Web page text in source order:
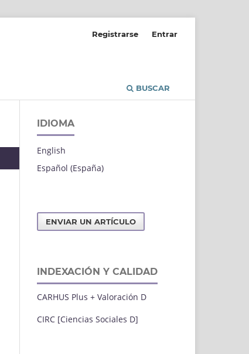
BUSCAR
Registrarse Entrar
IDIOMA
English
Español (España)
ENVIAR UN ARTÍCULO
INDEXACIÓN Y CALIDAD
CARHUS Plus + Valoración D
CIRC [Ciencias Sociales D]